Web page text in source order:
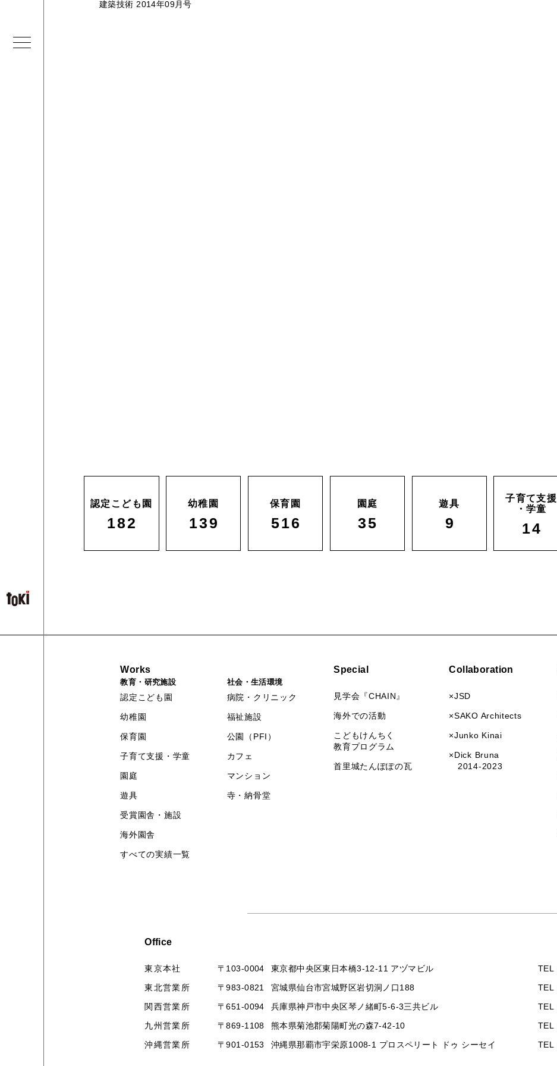
建築技術 2014年09月号
認定こども園
182
幼稚園
139
保育園
516
園庭
35
遊具
9
子育て支援
・学童
14
Works
教育・研究施設
認定こども園
幼稚園
保育園
子育て支援・学童
園庭
遊具
受賞園舎・施設
海外園舎
すべての実績一覧
社会・生活環境
病院・クリニック
福祉施設
公園（PFI）
カフェ
マンション
寺・納骨堂
Special
見学会『CHAIN』
海外での活動
こどもけんちく
教育プログラム
首里城たんぽぽの瓦
Collaboration
×JSD
×SAKO Architects
×Junko Kinai
×Dick Bruna
2014-2023
Office
東京本社 〒103-0004 東京都中央区東日本橋3-12-11 アヅマビル TEL
東北営業所 〒983-0821 宮城県仙台市宮城野区岩切洞ノ口188 TEL
関西営業所 〒651-0094 兵庫県神戸市中央区琴ノ緒町5-6-3三共ビル TEL
九州営業所 〒869-1108 熊本県菊池郡菊陽町光の森7-42-10 TEL
沖縄営業所 〒901-0153 沖縄県那覇市宇栄原1008-1 プロスペリート ドゥ シーセイ TEL